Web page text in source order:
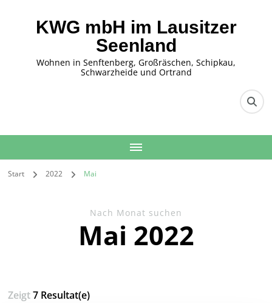
KWG mbH im Lausitzer
Seenland
Wohnen in Senftenberg, Großräschen, Schipkau,
Schwarzheide und Ortrand
Start 2022 Mai
Nach Monat suchen
Mai 2022
Zeigt7 Resultat(e)